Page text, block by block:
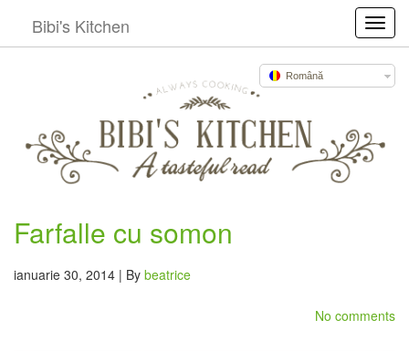
Română
Bibi's Kitchen
Farfalle cu somon
ianuarie 30, 2014 | By beatrice
No comments